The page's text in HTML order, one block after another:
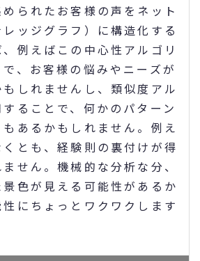
られたお客様の声をネット
ッジグラフ）に構造化する
例えばこの中心性アルゴリ
、お客様の悩みやニーズが
しれませんし、類似度アル
ることで、何かのパターン
あるかもしれません。例え
とも、経験則の裏付けが得
せん。機械的な分析な分、
色が見える可能性があるか
にちょっとワクワクします